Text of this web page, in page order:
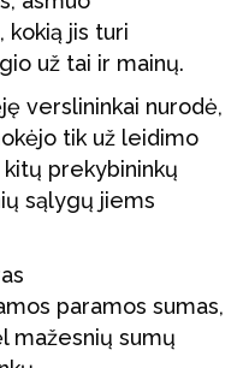
kokią jis turi
už tai ir mainų.
verslininkai nurodė,
tik už leidimo
prekybininkų
sąlygų jiems
paramos sumas,
mažesnių sumų